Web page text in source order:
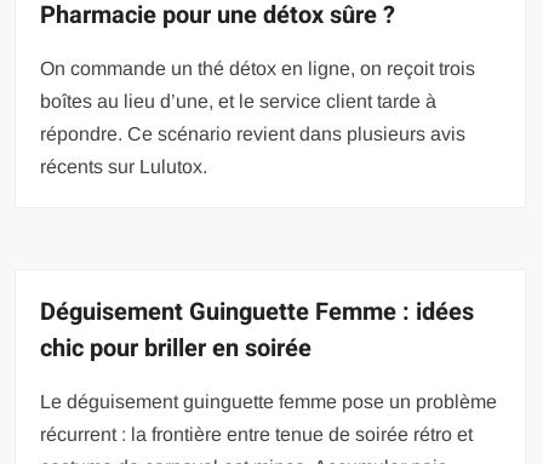
Pharmacie pour une détox sûre ?
On commande un thé détox en ligne, on reçoit trois
boîtes au lieu d’une, et le service client tarde à
répondre. Ce scénario revient dans plusieurs avis
récents sur Lulutox.
Déguisement Guinguette Femme : idées
chic pour briller en soirée
Le déguisement guinguette femme pose un problème
récurrent : la frontière entre tenue de soirée rétro et